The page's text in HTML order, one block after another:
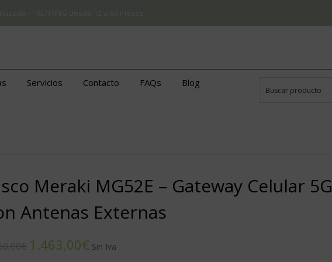
Servicios Contacto FAQs
Blog
Meraki MG52E – Gateway Celular 5G
Antenas Externas
1.463,00€